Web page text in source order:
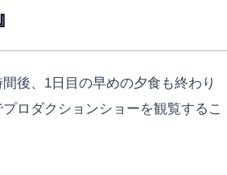
後、1日目の早めの夕食も終わり
ロダクションショーを観覧するこ